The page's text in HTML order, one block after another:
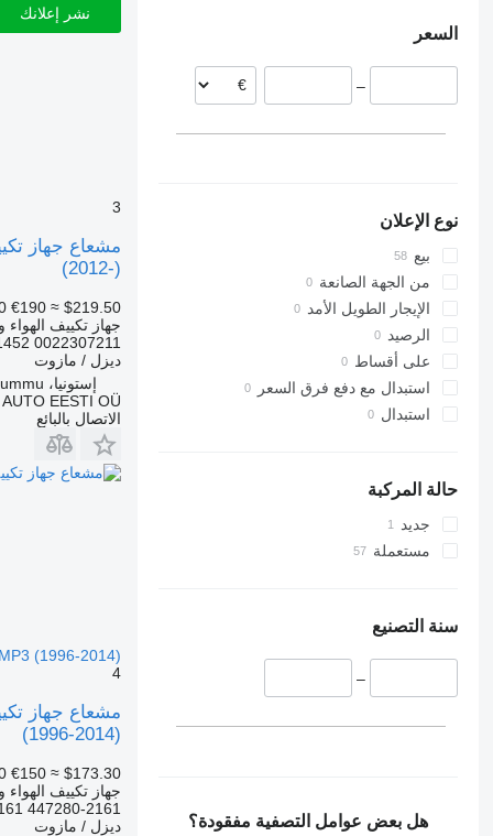
إسبانيا
بولندا
السعر
–
نوع الإعلان
بيع
من الجهة الصانعة
الإيجار الطويل الأمد
الرصيد
على أقساط
استبدال مع دفع فرق السعر
استبدال
حالة المركبة
جديد
مستعملة
سنة التصنيع
–
هل بعض عوامل التصفية مفقودة؟
نشر إعلانك
3
(2012-)
€190 ≈ $219.50
جهاز تكييف الهواء
0022307211 A0022307211 0111041452
ديزل / مازوت
إستونيا، Rummu
AUTO EESTI OÜ
الاتصال بالبائع
(1996-2014)
4
(1996-2014)
€150 ≈ $173.30
جهاز تكييف الهواء
447280-2161
ديزل / مازوت